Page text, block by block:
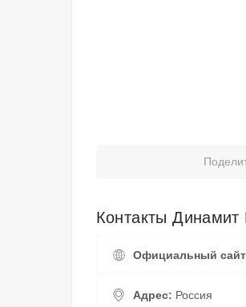
Контакты Динамит
Официальный
Адрес: Россия